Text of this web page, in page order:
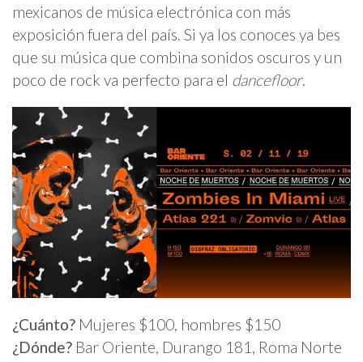
mexicanos de música electrónica con más
exposición fuera del país. Si ya los conoces ya bes
que su música que combina sonidos oscuros y un
poco de rock va perfecto para el dancefloor.
¿Cuánto? Mujeres $100, hombres $150
¿Dónde? Bar Oriente, Durango 181, Roma Norte